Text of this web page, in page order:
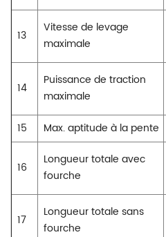
13
Vitesse de levage
maximale
14
Puissance de traction
maximale
15 Max. aptitude à la pente
16
Longueur totale avec
fourche
17
Longueur totale sans
fourche